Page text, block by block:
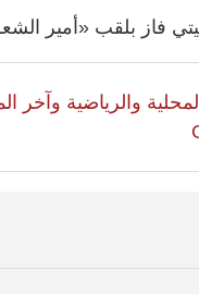
فاز بلقب «أمير
المحلية والرياضية